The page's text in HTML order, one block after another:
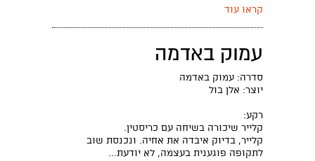
קראו עוד
עמוק באדמה
סדרה: עמוק באדמה
יוצר: אלן בול
רקע:
קלייר שיכורה בשיחה עם כריסטין.
קלייר, בדיוק איבדה את אחיה. ונכנסת שוב
לתקופה פוגענית בעצמה, לא יודעת...